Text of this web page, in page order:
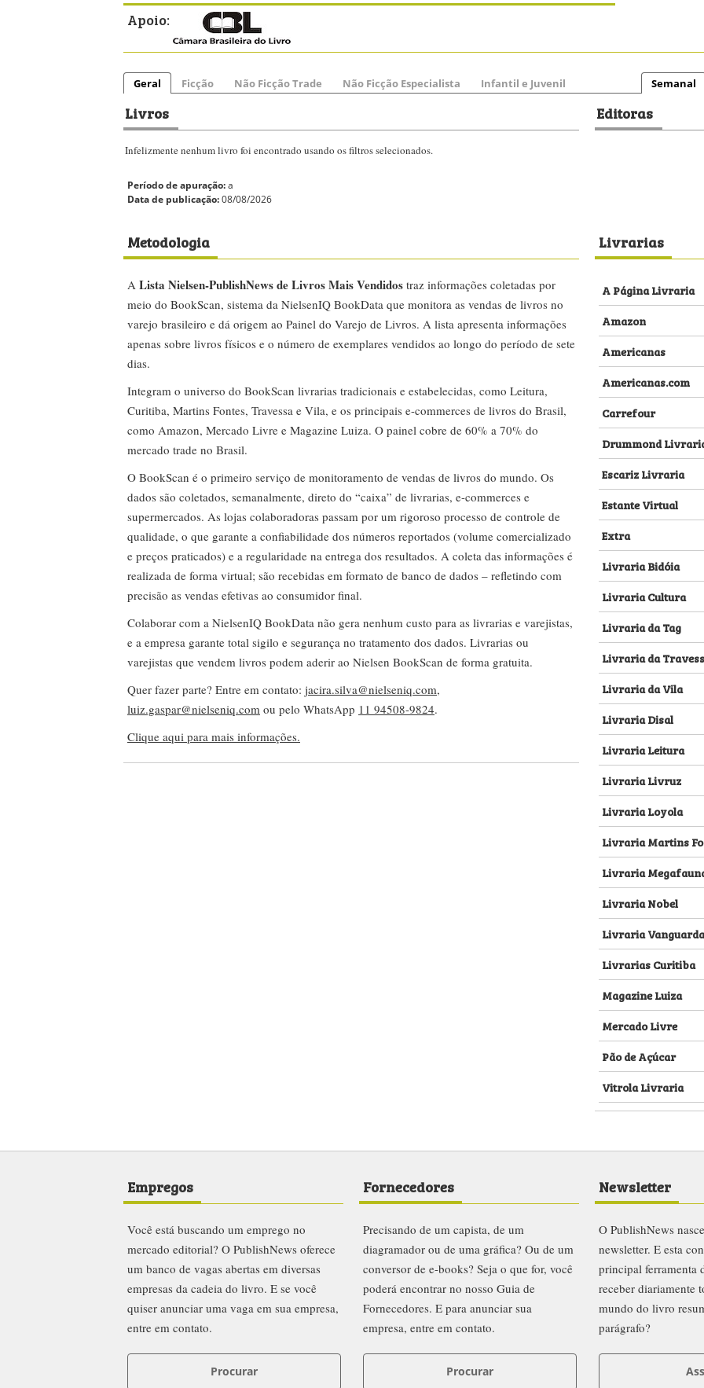
Apoio:
Geral Ficção Não Ficção Trade Não Ficção Especialista Infantil e Juvenil Semanal
Livros
Infelizmente nenhum livro foi encontrado usando os filtros selecionados.
Período de apuração:a
Data de publicação:08/08/2026
Editoras
Metodologia
A Lista Nielsen-PublishNews de Livros Mais Vendidos traz informações coletadas por
meio do BookScan, sistema da NielsenIQ BookData que monitora as vendas de livros no
varejo brasileiro e dá origem ao Painel do Varejo de Livros. A lista apresenta informações
apenas sobre livros físicos e o número de exemplares vendidos ao longo do período de sete
dias.
Integram o universo do BookScan livrarias tradicionais e estabelecidas, como Leitura,
Curitiba, Martins Fontes, Travessa e Vila, e os principais e-commerces de livros do Brasil,
como Amazon, Mercado Livre e Magazine Luiza. O painel cobre de 60% a 70% do
mercado trade no Brasil.
O BookScan é o primeiro serviço de monitoramento de vendas de livros do mundo. Os
dados são coletados, semanalmente, direto do “caixa” de livrarias, e-commerces e
supermercados. As lojas colaboradoras passam por um rigoroso processo de controle de
qualidade, o que garante a confiabilidade dos números reportados (volume comercializado
e preços praticados) e a regularidade na entrega dos resultados. A coleta das informações é
realizada de forma virtual; são recebidas em formato de banco de dados – refletindo com
precisão as vendas efetivas ao consumidor final.
Colaborar com a NielsenIQ BookData não gera nenhum custo para as livrarias e varejistas,
e a empresa garante total sigilo e segurança no tratamento dos dados. Livrarias ou
varejistas que vendem livros podem aderir ao Nielsen BookScan de forma gratuita.
Quer fazer parte? Entre em contato: jacira.silva@nielseniq.com,
luiz.gaspar@nielseniq.com ou pelo WhatsApp 11 94508-9824.
Clique aqui para mais informações.
Livrarias
A Página Livraria
Amazon
Americanas
Americanas.com
Carrefour
Drummond
Escariz Livraria
Estante Virtual
Extra
Livraria Bidóia
Livraria Cultura
Livraria da Tag
Livraria da
Livraria da Vila
Livraria Disal
Livraria Leitura
Livraria Livruz
Livraria Loyola
Livraria Martins
Livraria
Livraria Nobel
Livraria Vanguarda
Livrarias Curitiba
Magazine Luiza
Mercado Livre
Pão de Açúcar
Vitrola Livraria
Empregos
Você está buscando um emprego no
mercado editorial? O PublishNews oferece
um banco de vagas abertas em diversas
empresas da cadeia do livro. E se você
quiser anunciar uma vaga em sua empresa,
entre em contato.
Procurar
Fornecedores
Precisando de um capista, de um
diagramador ou de uma gráfica? Ou de um
conversor de e-books? Seja o que for, você
poderá encontrar no nosso Guia de
Fornecedores. E para anunciar sua
empresa, entre em contato.
Procurar
Newsletter
O PublishNews
newsletter. E esta
principal ferramenta
receber diariamente
mundo do livro
parágrafo?